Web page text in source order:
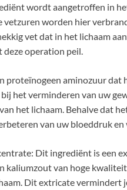
wordt aangetroffen in
vetzuren worden hier
vet dat in het lichaam
operation peil.
proteïnogeen aminozuur
het verminderen van uw
het lichaam. Behalve dat
van uw bloeddruk
Dit ingrediënt is een
kaliumzout van hoge
Dit extricate